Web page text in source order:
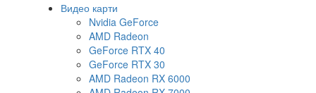
Видео карти
Nvidia GeForce
AMD Radeon
GeForce RTX 40
GeForce RTX 30
AMD Radeon RX 6000